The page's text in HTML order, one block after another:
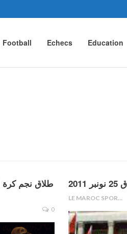
Football Echecs Education
طلاق نجم كرة
0
LE MAROC SPORTIF